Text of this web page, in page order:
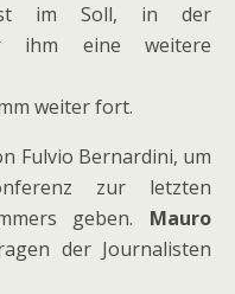
ist im Soll, in der
ihm eine weitere
weiter fort.
Fulvio Bernardini, um
zur letzten
geben. Mauro
der Journalisten